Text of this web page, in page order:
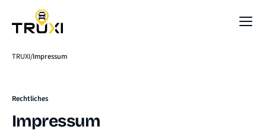
TRUXI Impressum
Rechtliches
Impressum